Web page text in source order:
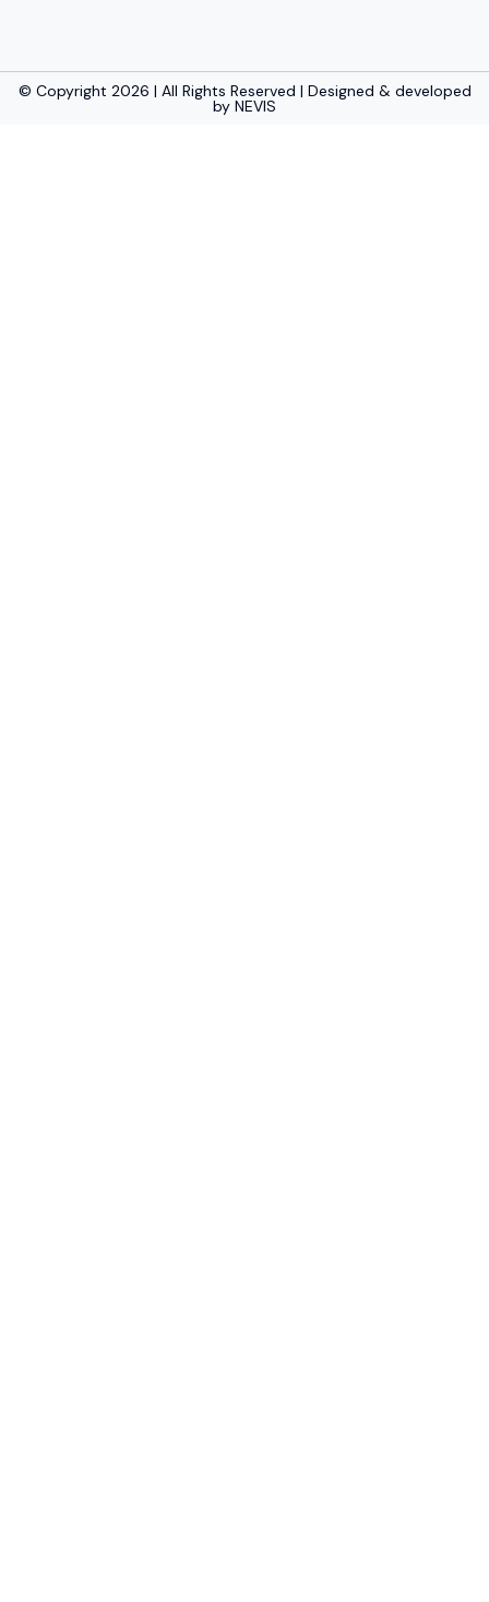
© Copyright 2026 | All Rights Reserved | Designed & developed
by NEVIS